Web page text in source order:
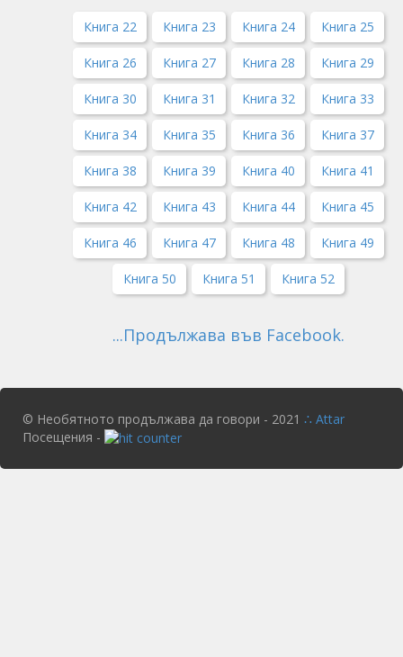
Книга 22 Книга 23 Книга 24 Книга 25
Книга 26 Книга 27 Книга 28 Книга 29
Книга 30 Книга 31 Книга 32 Книга 33
Книга 34 Книга 35 Книга 36 Книга 37
Книга 38 Книга 39 Книга 40 Книга 41
Книга 42 Книга 43 Книга 44 Книга 45
Книга 46 Книга 47 Книга 48 Книга 49
Книга 50 Книга 51 Книга 52
...Продължава във Facebook.
© Необятното продължава да говори - 2021 ∴ Attar
Посещения -